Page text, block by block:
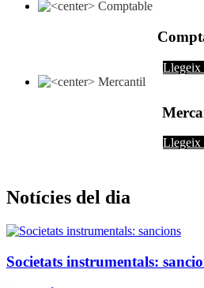
Llegeix
Llegeix
Notícies del dia
Societats instrumentals: